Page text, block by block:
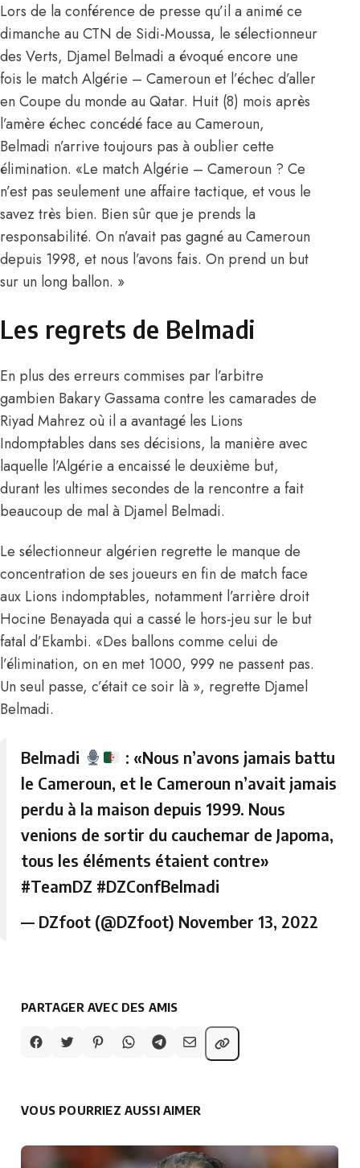
Lors de la conférence de presse qu’il a animé ce
dimanche au CTN de Sidi-Moussa, le sélectionneur
des Verts, Djamel Belmadi a évoqué encore une
fois le match Algérie – Cameroun et l’échec d’aller
en Coupe du monde au Qatar. Huit (8) mois après
l’amère échec concédé face au Cameroun,
Belmadi n’arrive toujours pas à oublier cette
élimination. «Le match Algérie – Cameroun ? Ce
n’est pas seulement une affaire tactique, et vous le
savez très bien. Bien sûr que je prends la
responsabilité. On n’avait pas gagné au Cameroun
depuis 1998, et nous l’avons fais. On prend un but
sur un long ballon. »
Les regrets de Belmadi
En plus des erreurs commises par l’arbitre
gambien Bakary Gassama contre les camarades de
Riyad Mahrez où il a avantagé les Lions
Indomptables dans ses décisions, la manière avec
laquelle l’Algérie a encaissé le deuxième but,
durant les ultimes secondes de la rencontre a fait
beaucoup de mal à Djamel Belmadi.
Le sélectionneur algérien regrette le manque de
concentration de ses joueurs en fin de match face
aux Lions indomptables, notamment l’arrière droit
Hocine Benayada qui a cassé le hors-jeu sur le but
fatal d’Ekambi. «Des ballons comme celui de
l’élimination, on en met 1000, 999 ne passent pas.
Un seul passe, c’était ce soir là », regrette Djamel
Belmadi.
Belmadi
: «Nous n’avons jamais battu
le Cameroun, et le Cameroun n’avait jamais
perdu à la maison depuis 1999. Nous
venions de sortir du cauchemar de Japoma,
tous les éléments étaient contre»
#TeamDZ #DZConfBelmadi
— DZfoot (@DZfoot) November 13, 2022
PARTAGER AVEC DES AMIS
VOUS POURRIEZ AUSSI AIMER